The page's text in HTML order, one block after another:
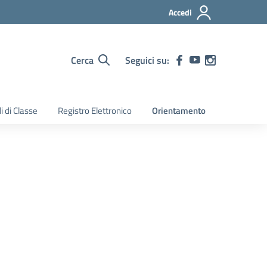
Accedi
Cerca Seguici su:
di Classe Registro Elettronico Orientamento